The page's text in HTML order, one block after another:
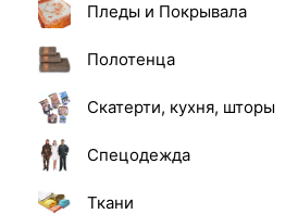
Пледы и Покрывала
Полотенца
Скатерти, кухня, шторы
Спецодежда
Ткани